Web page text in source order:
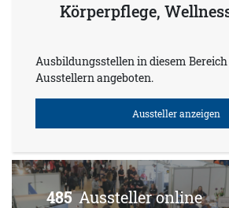
Körperpflege,
Ausbildungsstellen in diesem
Ausstellern angeboten.
Aussteller anzeigen
485Aussteller online